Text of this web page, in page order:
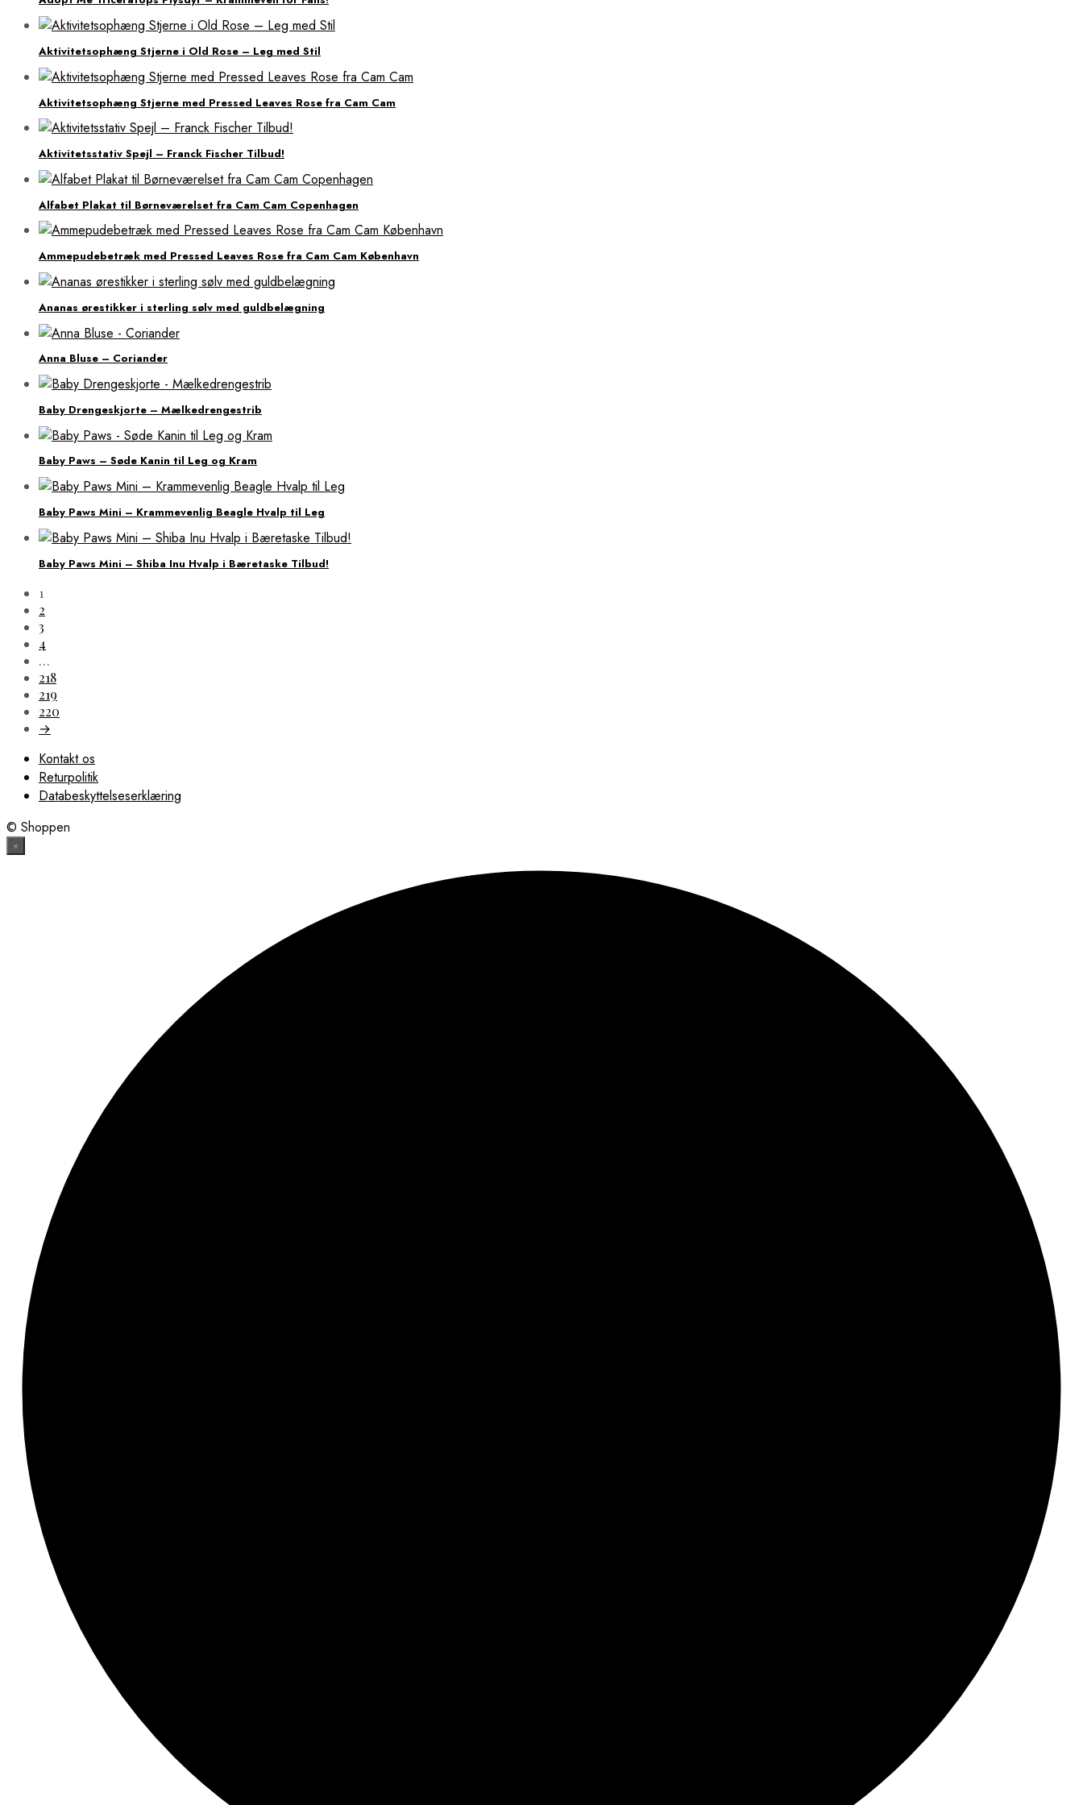
Aktivitetsophæng Stjerne i Old Rose – Leg med Stil
Aktivitetsophæng Stjerne med Pressed Leaves Rose fra Cam Cam
Aktivitetsstativ Spejl – Franck Fischer Tilbud!
Alfabet Plakat til Børneværelset fra Cam Cam Copenhagen
Ammepudebetræk med Pressed Leaves Rose fra Cam Cam København
Ananas ørestikker i sterling sølv med guldbelægning
Anna Bluse – Coriander
Baby Drengeskjorte – Mælkedrengestrib
Baby Paws – Søde Kanin til Leg og Kram
Baby Paws Mini – Krammevenlig Beagle Hvalp til Leg
Baby Paws Mini – Shiba Inu Hvalp i Bæretaske Tilbud!
1
2
3
4
…
218
219
220
→
Kontakt os
Returpolitik
Databeskyttelseserklæring
© Shoppen
×